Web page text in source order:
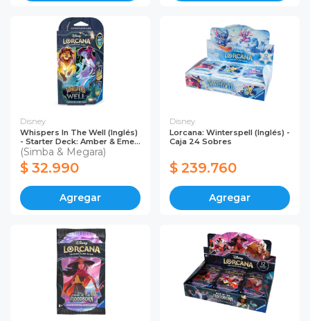
Disney
Whispers In The Well (Inglés)
- Starter Deck: Amber & Eme...
(Simba & Megara)
$ 32.990
Agregar
Disney
Lorcana: Winterspell (Inglés) -
Caja 24 Sobres
$ 239.760
Agregar